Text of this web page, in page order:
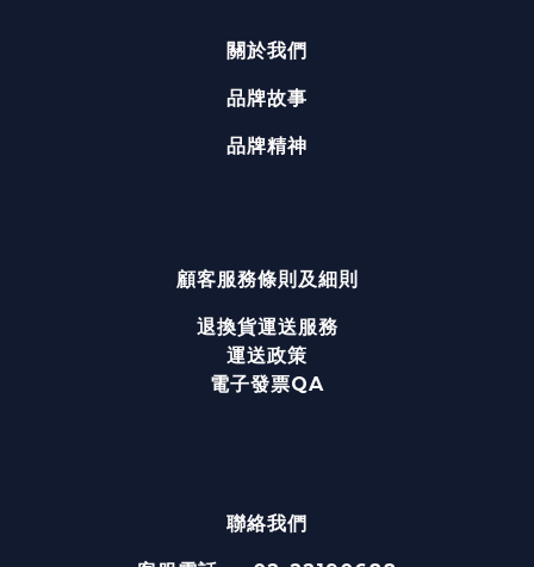
關於我們
品牌故事
品牌精神
顧客服務條則及細則
退換貨運送服務
運送政策
電子發票QA
聯絡我們